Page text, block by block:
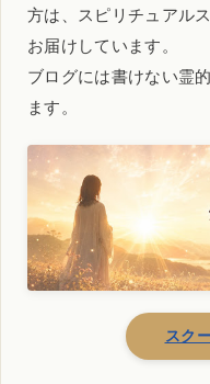
方は、スピリチュアル
お届けしています。
ブログには書けない霊
ます。
スク